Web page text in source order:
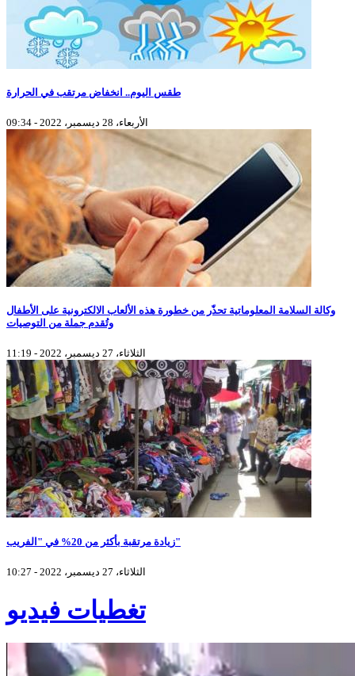
طقس اليوم.. انخفاض مرتقب في الحرارة
الأربعاء، 28 ديسمبر، 2022 - 09:34
وكالة السلامة المعلوماتية تحذّر من خطورة هذه الألعاب الالكترونية على الأطفال
وتُقدم جملة من التوصيات
الثلاثاء، 27 ديسمبر، 2022 - 11:19
زيادة مرتقبة بأكثر من 20% في "الفريب"
الثلاثاء، 27 ديسمبر، 2022 - 10:27
تغطيات فيديو